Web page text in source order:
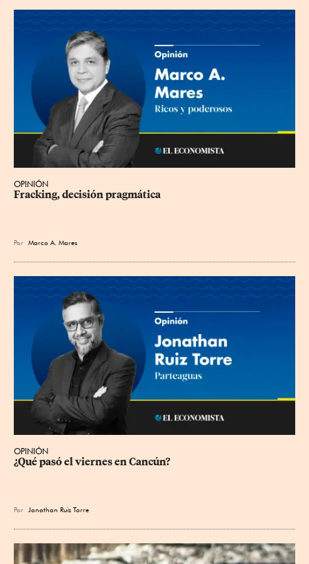
OPINIÓN
Fracking, decisión pragmática
Por Marco A. Mares
OPINIÓN
¿Qué pasó el viernes en Cancún?
Por Jonathan Ruiz Torre